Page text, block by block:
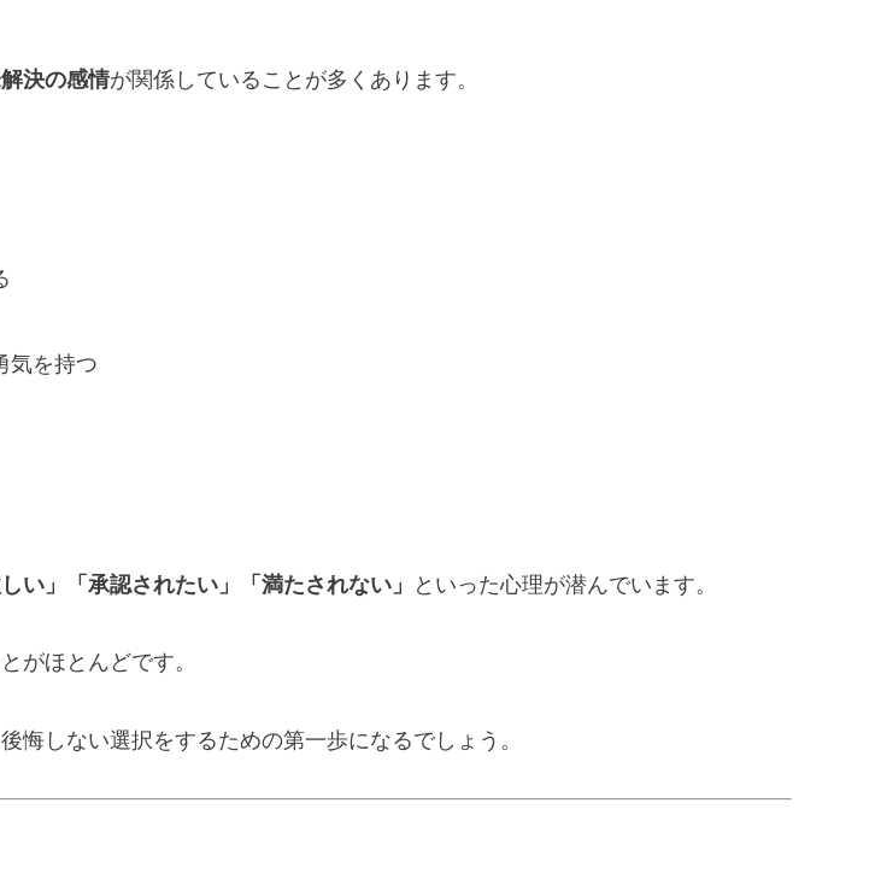
決の感情が関係していることが多くあります。
気を持つ
しい」「承認されたい」「満たされない」 といった心理が潜んでいます。
がほとんどです。
悔しない選択をするための第一歩になるでしょう。